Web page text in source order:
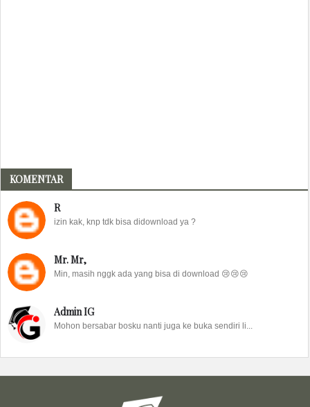
KOMENTAR
R
izin kak, knp tdk bisa didownload ya ?
Mr. Mr,
Min, masih nggk ada yang bisa di download 😢😢😢
Admin IG
Mohon bersabar bosku nanti juga ke buka sendiri li...